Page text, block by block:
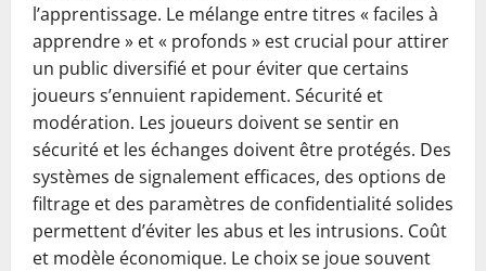
l’apprentissage. Le mélange entre titres « faciles à
apprendre » et « profonds » est crucial pour attirer
un public diversifié et pour éviter que certains
joueurs s’ennuient rapidement. Sécurité et
modération. Les joueurs doivent se sentir en
sécurité et les échanges doivent être protégés. Des
systèmes de signalement efficaces, des options de
filtrage et des paramètres de confidentialité solides
permettent d’éviter les abus et les intrusions. Coût
et modèle économique. Le choix se joue souvent